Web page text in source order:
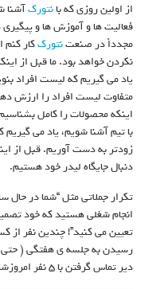
از اولین روزی که بانتورکآشنا
فعالیت ها و آموزش ها و پیگیری
مجدداً در صنعتنتورککار
نکردن خواهد بود. ما قبل از
یاد می گیریم که لیست افراد
متفاوت لیست افراد را ارزش
اینکه محصولات را کامل
با تیم آشنا شویم، یاد می
زودتر به دست آوریم. قبل از
دنبال جایگاه لیدر خود هستیم.
تکرار جملاتی مثل “شما در
انجام شغلی هستید که خود
تعیین می کنید”! چندین نفر از
دیر تماس گرفتن با ۵ نفر امروزشان از سوی لیدر خود بازخواست شده اند!